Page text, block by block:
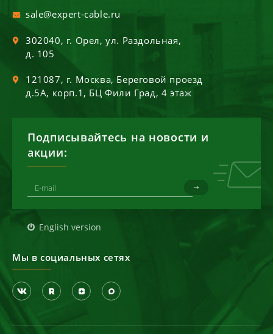
sale@expert-cable.ru
302040, г. Орел,ул. Раздольная,
д. 105
121087, г. Москва, Береговой проезд
д.5А, корп.1, БЦ Фили Град, 4 этаж
Подписывайтесь на новости и
акции:
English version
Мы в социальных сетях